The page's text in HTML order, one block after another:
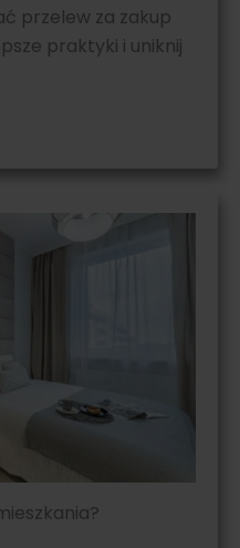
przelew za zakup
praktyki i uniknij